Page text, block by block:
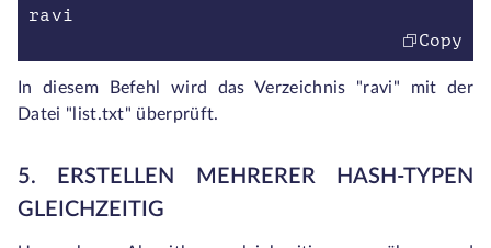
ravi
Copy
In diesem Befehl wird das Verzeichnis "ravi" mit der
Datei "list.txt" überprüft.
5. ERSTELLEN MEHRERER HASH-TYPEN
GLEICHZEITIG